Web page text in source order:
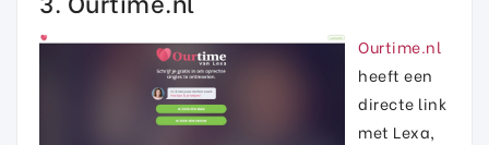
Ourtime.nl
heeft een
directe link
met Lexa,